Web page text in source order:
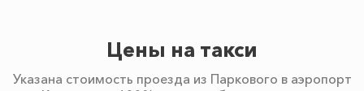
Цены на такси
Указана стоимость проезда из Паркового в аэропорт